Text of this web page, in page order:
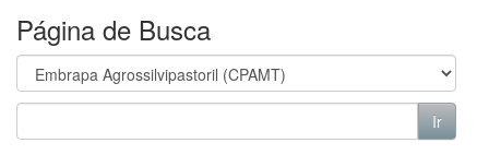
Página de Busca